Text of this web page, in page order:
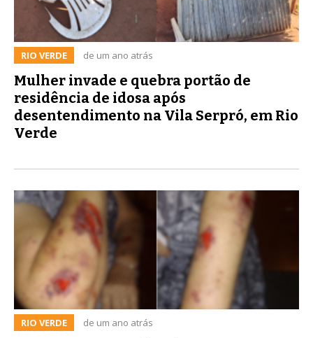
RIO VERDE de um ano atrás
Mulher invade e quebra portão de
residência de idosa após
desentendimento na Vila Serpró, em Rio
Verde
RIO VERDE de um ano atrás